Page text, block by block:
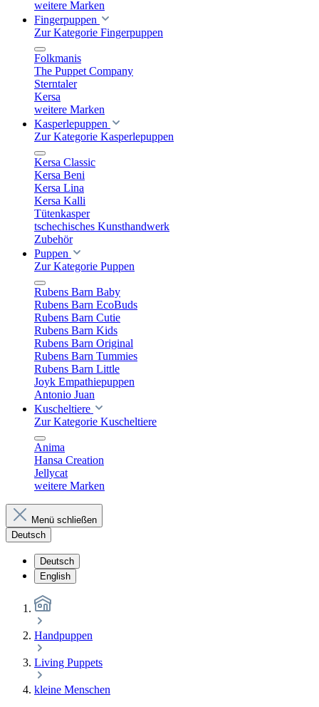
weitere Marken
Fingerpuppen
Zur Kategorie Fingerpuppen
Folkmanis
The Puppet Company
Sterntaler
Kersa
weitere Marken
Kasperlepuppen
Zur Kategorie Kasperlepuppen
Kersa Classic
Kersa Beni
Kersa Lina
Kersa Kalli
Tütenkasper
tschechisches Kunsthandwerk
Zubehör
Puppen
Zur Kategorie Puppen
Rubens Barn Baby
Rubens Barn EcoBuds
Rubens Barn Cutie
Rubens Barn Kids
Rubens Barn Original
Rubens Barn Tummies
Rubens Barn Little
Joyk Empathiepuppen
Antonio Juan
Kuscheltiere
Zur Kategorie Kuscheltiere
Anima
Hansa Creation
Jellycat
weitere Marken
Menü schließen
Deutsch
Deutsch
English
Handpuppen
Living Puppets
kleine Menschen